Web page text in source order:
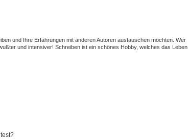
und Ihre Erfahrungen mit anderen Autoren austauschen möchten. Wer
und intensiver! Schreiben ist ein schönes Hobby, welches das Leben